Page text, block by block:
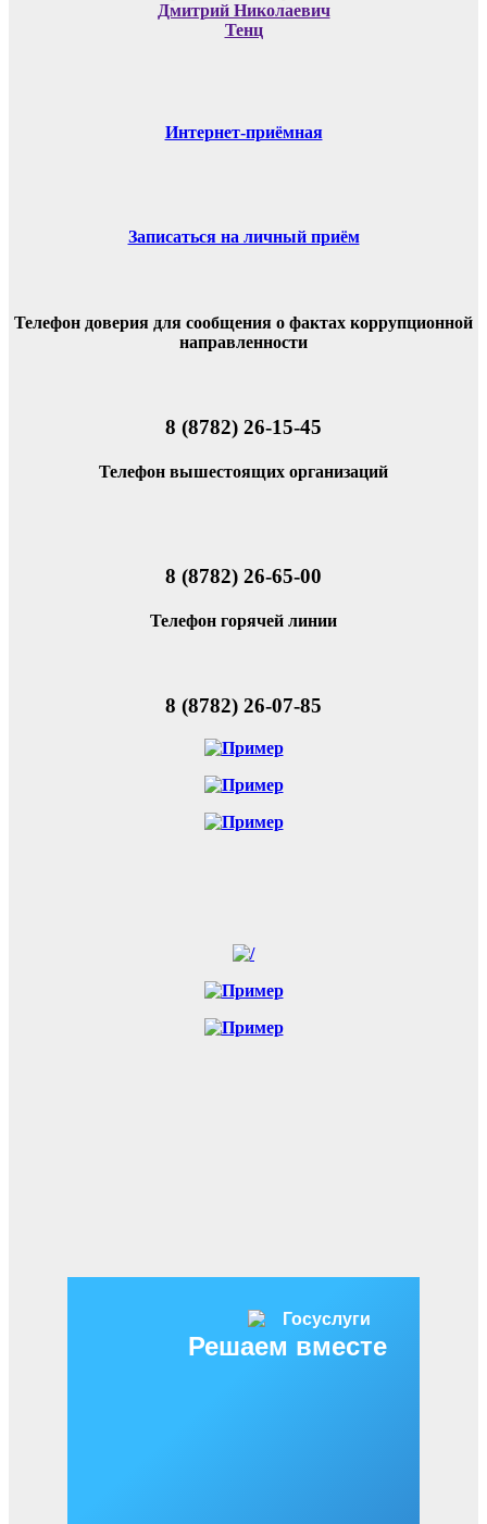
Дмитрий Николаевич
Тенц
Интернет-приёмная
Записаться на личный приём
Телефон доверия для сообщения о фактах коррупционной
направленности
8 (8782) 26-15-45
Телефон вышестоящих организаций
8 (8782) 26-65-00
Телефон горячей линии
8 (8782) 26-07-85
Решаем вместе